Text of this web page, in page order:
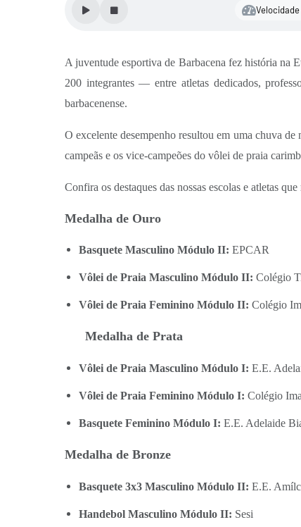
A juventude esportiva de Barbacena fez história na
200 integrantes — entre atletas dedicados,
barbacenense.
O excelente desempenho resultou em uma chuva
campeãs e os vice-campeões do vôlei de praia
Confira os destaques das nossas escolas e atletas
Medalha de Ouro
Basquete Masculino Módulo II: EPCAR
Vôlei de Praia Masculino Módulo II: Colégio
Vôlei de Praia Feminino Módulo II: Colégio
Medalha de Prata
Vôlei de Praia Masculino Módulo I: E.E.
Vôlei de Praia Feminino Módulo I: Colégio
Basquete Feminino Módulo I: E.E. Adelaide
Medalha de Bronze
Basquete 3x3 Masculino Módulo II: E.E.
Handebol Masculino Módulo II: Sesi